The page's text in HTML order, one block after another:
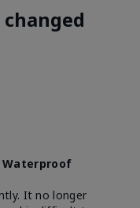
Waterproof
It no longer